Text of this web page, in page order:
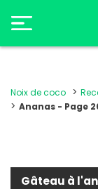
Noix de coco
Ananas - Page
Gâteau à